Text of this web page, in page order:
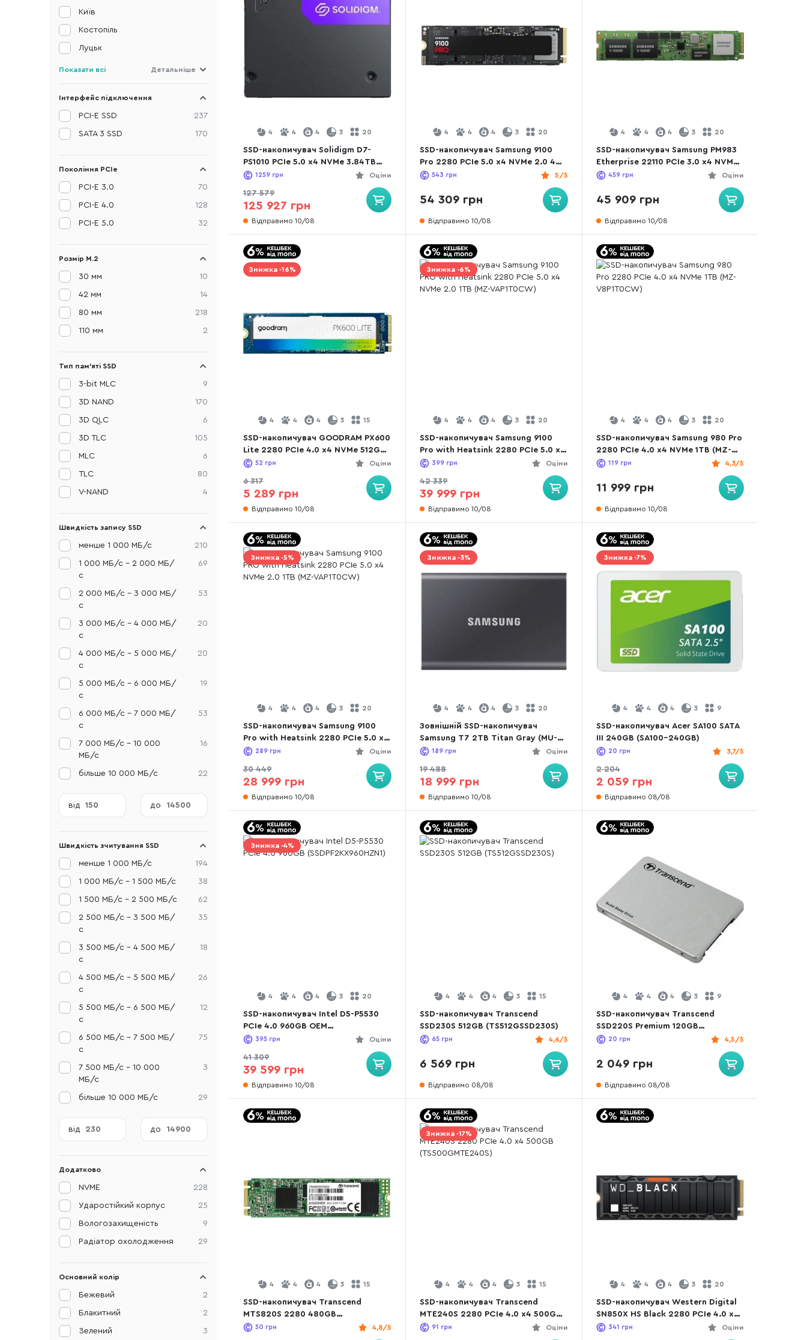
4 4 4 3 20
SSD-накопичувач Solidigm D7-
PS1010 PCIe 5.0 x4 NVMe 3.84TB
(SB5PH27X038T001)
Оціни
1259 грн
127 579
125 927 грн
Відправимо 10/08
4 4 4 3 20
SSD-накопичувач Samsung 9100
Pro 2280 PCIe 5.0 x4 NVMe 2.0 4TB
(MZ-VAP4T0BW)
5/5
543 грн
54 309 грн
Відправимо 10/08
4 4 4 3 20
SSD-накопичувач Samsung PM983
Etherprise 22110 PCIe 3.0 x4 NVMe
960GB OEM (MZ1LB960HAJQ)
Оціни
459грн
45 909 грн
Відправимо 10/08
Знижка -16%
4 4 4 3 15
SSD-накопичувач GOODRAM PX600
Lite 2280 PCIe 4.0 x4 NVMe 512GB
(SSDPR-PX600L-512-80)
Оціни
52 грн
6 317
5 289 грн
Відправимо 10/08
Знижка -6%
4 4 4 3 20
SSD-накопичувач Samsung 9100
Pro with Heatsink 2280 PCIe 5.0 x4
NVMe 2.0 4TB (MZ-VAP4T0CW)Оціни
399 грн
42 339
39 999 грн
Відправимо 10/08
4 4 4 3 20
SSD-накопичувач Samsung 980 Pro
2280 PCIe 4.0 x4 NVMe 1TB (MZ-
V8P1T0CW)
4,3/5
119грн
11 999 грн
Відправимо 10/08
Знижка -5%
4 4 4 3 20
SSD-накопичувач Samsung 9100
Pro with Heatsink 2280 PCIe 5.0 x4
NVMe 2.0 2TB (MZ-VAP2T0CW)Оціни
289 грн
30 449
28 999 грн
Відправимо 10/08
Знижка -3%
4 4 4 3 20
Зовнішній SSD-накопичувач
Samsung T7 2TB Titan Gray (MU-
PC2T0T/WW)
Оціни
189 грн
19 488
18 999 грн
Відправимо 10/08
Знижка -7%
4 4 4 3 9
SSD-накопичувач Acer SA100 SATA
III 240GB (SA100-240GB)
3,7/5
20 грн
2 204
2 059 грн
Відправимо 08/08
Знижка -4%
4 4 4 3 20
SSD-накопичувач Intel D5-P5530
PCIe 4.0 960GB OEM
(SSDPF2KX960HZN1)
Оціни
395 грн
41 309
39 599 грн
Відправимо 10/08
4 4 4 3 15
SSD-накопичувач Transcend
SSD230S 512GB (TS512GSSD230S)
4,6/5
65 грн
6 569 грн
Відправимо 08/08
4 4 4 3 9
SSD-накопичувач Transcend
SSD220S Premium 120GB
(TS120GSSD220S)
4,5/5
20 грн
2 049 грн
Відправимо 08/08
4 4 4 3 15
SSD-накопичувач Transcend
MTS820S 2280 480GB
(TS480GMTS820S)
4,8/5
50 грн
Знижка -17%
4 4 4 3 15
SSD-накопичувач Transcend
MTE240S 2280 PCIe 4.0 x4 500GB
(TS500GMTE240S)
Оціни
91 грн
4 4 4 3 20
SSD-накопичувач Western Digital
SN850X HS Black 2280 PCIe 4.0 x4
2TB (WDS200T2XHE)
Оціни
341 грн
Київ
Костопіль
Луцьк
Показати всі Детальніше
Інтерфейс підключення
237
PCI-E SSD
170
SATA 3 SSD
Покоління PCIe
70
PCI-E 3.0
128
PCI-E 4.0
32
PCI-E 5.0
Розмір M.2
10
30 мм
14
42 мм
218
80 мм
2
110 мм
Тип пам'яті SSD
9
3-bit MLC
170
3D NAND
6
3D QLC
105
3D TLC
6
MLC
80
TLC
4
V-NAND
Швидкість запису SSD
210
менше 1 000 МБ/с
69
1 000 МБ/с - 2 000 МБ/
с
53
2 000 МБ/с - 3 000 МБ/
с
20
3 000 МБ/с - 4 000 МБ/
с
20
4 000 МБ/с - 5 000 МБ/
с
19
5 000 МБ/с - 6 000 МБ/
с
53
6 000 МБ/с - 7 000 МБ/
с
16
7 000 МБ/с - 10 000
МБ/с
22
більше 10 000 МБ/с
від до
Швидкість зчитування SSD
194
менше 1 000 МБ/с
38
1 000 МБ/с - 1 500 МБ/с
62
1 500 МБ/с - 2 500 МБ/с
35
2 500 МБ/с - 3 500 МБ/
с
18
3 500 МБ/с - 4 500 МБ/
с
26
4 500 МБ/с - 5 500 МБ/
с
12
5 500 МБ/с - 6 500 МБ/
с
75
6 500 МБ/с - 7 500 МБ/
с
3
7 500 МБ/с - 10 000
МБ/с
29
більше 10 000 МБ/с
від до
Додатково
228
NVME
25
Ударостійкий корпус
9
Вологозахищеність
29
Радіатор охолодження
Основний колір
2
Бежевий
2
Блакитний
3
Зелений